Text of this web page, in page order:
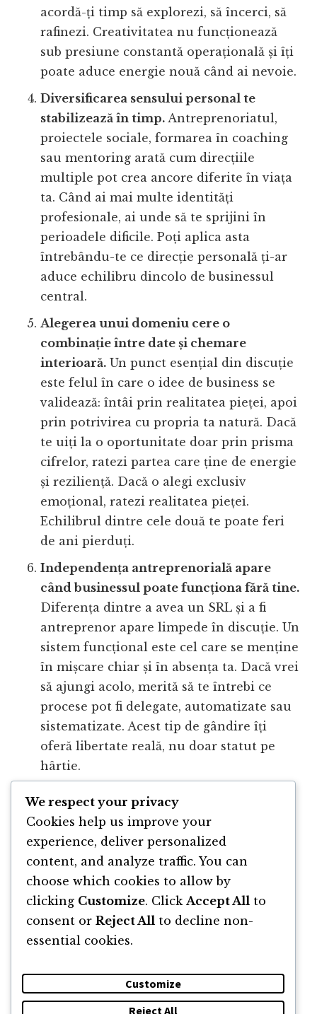
acordă-ți timp să explorezi, să încerci, să
rafinezi. Creativitatea nu funcționează
sub presiune constantă operațională și îți
poate aduce energie nouă când ai nevoie.
Diversificarea sensului personal te
stabilizează în timp. Antreprenoriatul,
proiectele sociale, formarea în coaching
sau mentoring arată cum direcțiile
multiple pot crea ancore diferite în viața
ta. Când ai mai multe identități
profesionale, ai unde să te sprijini în
perioadele dificile. Poți aplica asta
întrebându-te ce direcție personală ți-ar
aduce echilibru dincolo de businessul
central.
Alegerea unui domeniu cere o
combinație între date și chemare
interioară. Un punct esențial din discuție
este felul în care o idee de business se
validează: întâi prin realitatea pieței, apoi
prin potrivirea cu propria ta natură. Dacă
te uiți la o oportunitate doar prin prisma
cifrelor, ratezi partea care ține de energie
și reziliență. Dacă o alegi exclusiv
emoțional, ratezi realitatea pieței.
Echilibrul dintre cele două te poate feri
de ani pierduți.
Independența antreprenorială apare
când businessul poate funcționa fără tine.
Diferența dintre a avea un SRL și a fi
antreprenor apare limpede în discuție. Un
sistem funcțional este cel care se menține
în mișcare chiar și în absența ta. Dacă vrei
să ajungi acolo, merită să te întrebi ce
procese pot fi delegate, automatizate sau
sistematizate. Acest tip de gândire îți
oferă libertate reală, nu doar statut pe
hârtie.
Resurse menționate
Gabriela pe Linkedin
We respect your privacy
Cookies help us improve your
experience, deliver personalized
content, and analyze traffic. You can
choose which cookies to allow by
clicking Customize. Click Accept All to
consent or Reject All to decline non-
essential cookies.
Customize
Reject All